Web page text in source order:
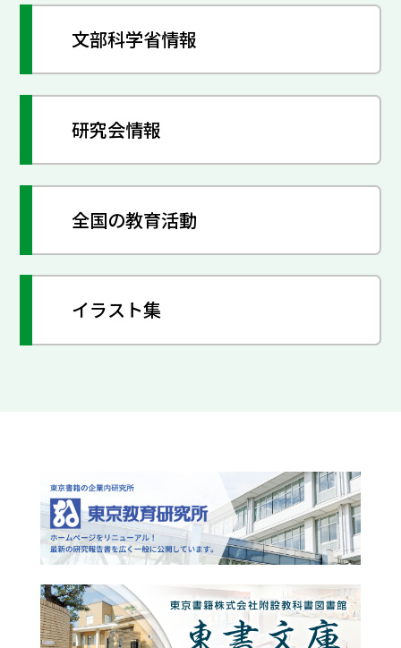
文部科学省情報
研究会情報
全国の教育活動
イラスト集